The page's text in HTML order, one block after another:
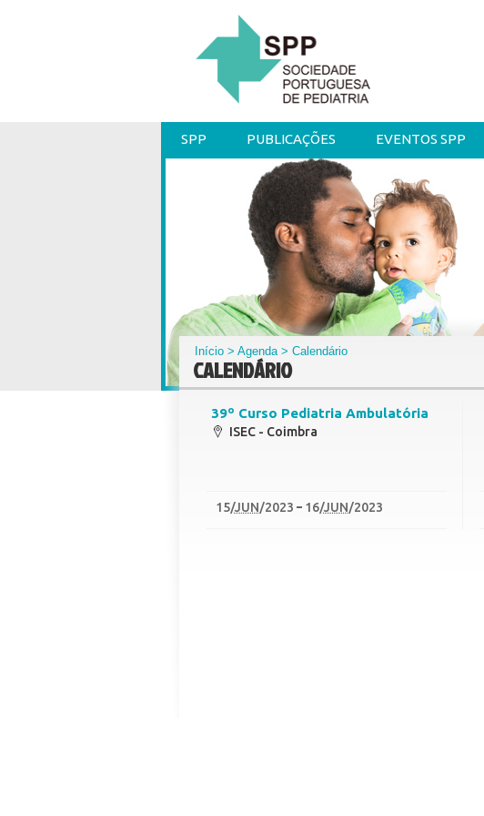
SPP PUBLICAÇÕES EVENTOS SPP
Início >Agenda> Calendário
CALENDÁRIO
39º Curso Pediatria Ambulatória
ISEC - Coimbra
15/JUN/2023 16/JUN/2023